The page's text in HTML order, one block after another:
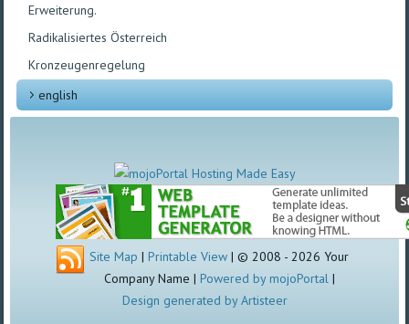
Erweiterung.
Radikalisiertes Österreich
Kronzeugenregelung
english
Site Map | Printable View | © 2008 - 2026 Your
Company Name | Powered by mojoPortal|
Design generated by Artisteer